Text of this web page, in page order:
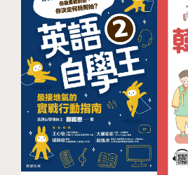
Section 6 社交英語
UNIT25 Chance Meetings 偶
UNIT26 Social Media 社群媒體
UNIT27 Going to a Party 參加
UNIT28 Social Techniques 社
Section 7 節慶活動
UNIT29 Indoor